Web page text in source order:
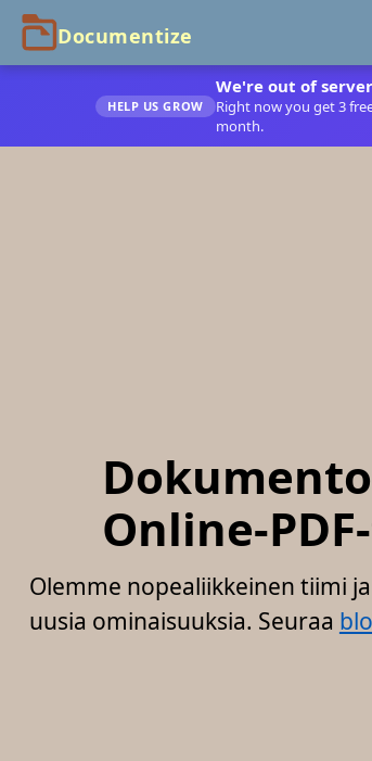
HELP US GROW
We're out of
Right now you get 3
month.
Online-
Olemme nopealiikkeinen tiimi
uusia ominaisuuksia. Seuraa